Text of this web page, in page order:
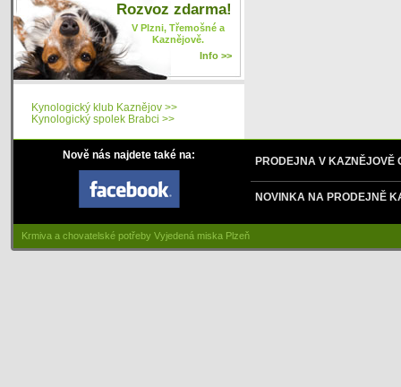
Rozvoz zdarma!
V Plzni, Třemošné a
Kaznějově.
Info >>
Kynologický klub Kaznějov >>
Kynologický spolek Brabci >>
Nově nás najdete také na: PRODEJNA V KAZNĚJOVĚ
NOVINKA NA PRODEJNĚ
Krmiva a chovatelské potřeby Vyjedená miska Plzeň